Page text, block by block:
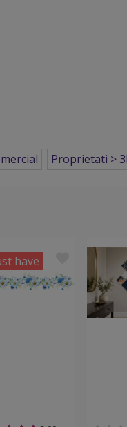
Proprietati >
have